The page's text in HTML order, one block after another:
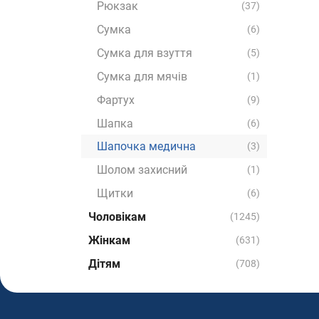
Рюкзак (37)
Сумка (6)
Сумка для взуття (5)
Сумка для мячів (1)
Фартух (9)
Шапка (6)
Шапочка медична (3)
Шолом захисний (1)
Щитки (6)
Чоловікам (1245)
Жінкам (631)
Дітям (708)